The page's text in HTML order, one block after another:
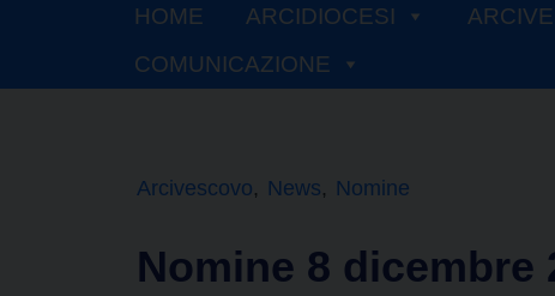
HOME ARCIDIOCESI
COMUNICAZIONE
Arcivescovo News Nomine
Nomine 8 dicembre